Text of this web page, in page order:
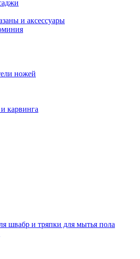
и аксессуары
ножей
карвинга
швабр и тряпки для мытья пола